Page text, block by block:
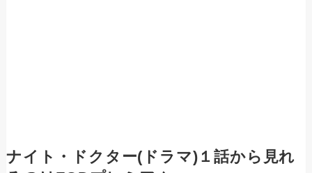
ナイト・ドクター(ドラマ)１話から見れ